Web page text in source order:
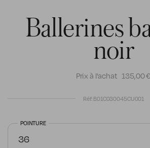
ballerines babette
noir
Prix à l'achat 135,00
Réf: B01C030045CU001
POINTURE